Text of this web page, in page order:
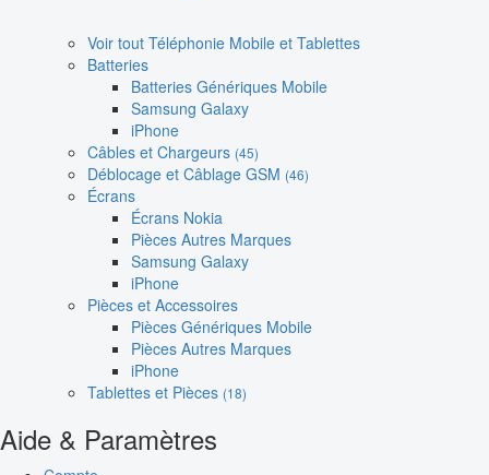
Voir tout Téléphonie Mobile et Tablettes
Batteries
Batteries Génériques Mobile
Samsung Galaxy
iPhone
Câbles et Chargeurs (45)
Déblocage et Câblage GSM (46)
Écrans
Écrans Nokia
Pièces Autres Marques
Samsung Galaxy
iPhone
Pièces et Accessoires
Pièces Génériques Mobile
Pièces Autres Marques
iPhone
Tablettes et Pièces (18)
Aide & Paramètres